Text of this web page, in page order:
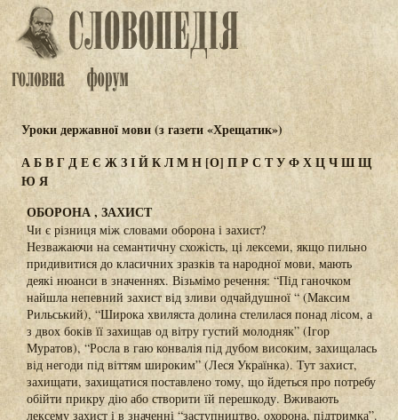
Уроки державної мови (з газети «Хрещатик»)
АБВГДЕЄ ЖЗІЙКЛМН[О] ПРСТУФХЦЧШЩ
Ю Я
ОБОРОНА , ЗАХИСТ
Чи є різниця між словами оборона і захист?
Незважаючи на семантичну схожість, ці лексеми, якщо пильно
придивитися до класичних зразків та народної мови, мають
деякі нюанси в значеннях. Візьмімо речення: “Під ганочком
найшла непевний захист від зливи одчайдушної “ (Максим
Рильський), “Широка хвиляста долина стелилася понад лісом, а
з двох боків її захищав од вітру густий молодняк” (Ігор
Муратов), “Росла в гаю конвалія під дубом високим, захищалась
від негоди під віттям широким” (Леся Українка). Тут захист,
захищати, захищатися поставлено тому, що йдеться про потребу
обійти прикру дію або створити їй перешкоду. Вживають
лексему захист і в значенні “заступництво, охорона, підтримка”.